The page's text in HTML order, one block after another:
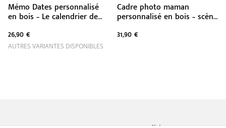
Mémo Dates personnalisé
en bois – Le calendrier de
26,90 €
AUTRES VARIANTES DISPONIBLES
Cadre photo maman
personnalisé en bois – scène
décorative
31,90 €